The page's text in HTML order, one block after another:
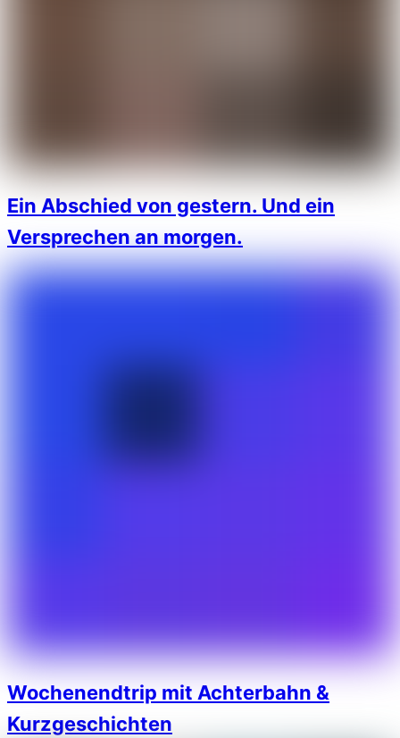
Ein Abschied von gestern. Und ein
Versprechen an morgen.
Wochenendtrip mit Achterbahn &
Kurzgeschichten